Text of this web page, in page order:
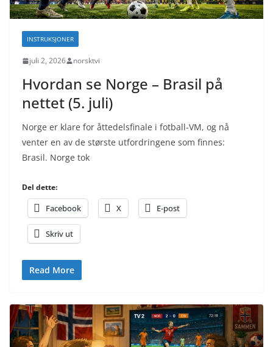
INSTRUKSJONER
juli 2, 2026 norsktvi
Hvordan se Norge – Brasil på
nettet (5. juli)
Norge er klare for åttedelsfinale i fotball-VM, og nå
venter en av de største utfordringene som finnes:
Brasil. Norge tok
Del dette:
Facebook X E-post
Skriv ut
Read More